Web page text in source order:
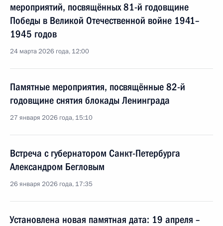
мероприятий, посвящённых 81-й годовщине
Победы в Великой Отечественной войне 1941–
1945 годов
24 марта 2026 года, 12:00
Памятные мероприятия, посвящённые 82-й
годовщине снятия блокады Ленинграда
27 января 2026 года, 15:10
Встреча с губернатором Санкт-Петербурга
Александром Бегловым
26 января 2026 года, 17:35
Установлена новая памятная дата: 19 апреля –